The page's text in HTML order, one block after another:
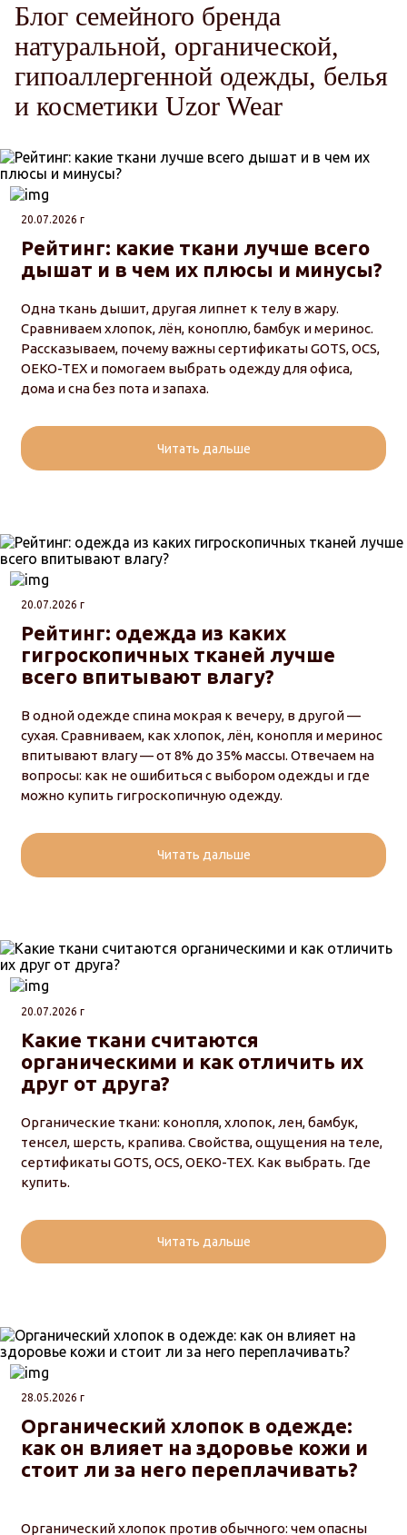
Блог семейного бренда
натуральной, органической,
гипоаллергенной одежды, белья
и косметики Uzor Wear
20.07.2026 г
Рейтинг: какие ткани лучше всего
дышат и в чем их плюсы и минусы?
Одна ткань дышит, другая липнет к телу в жару.
Сравниваем хлопок, лён, коноплю, бамбук и меринос.
Рассказываем, почему важны сертификаты GOTS, OCS,
OEKO-TEX и помогаем выбрать одежду для офиса,
дома и сна без пота и запаха.
Читать дальше
20.07.2026 г
Рейтинг: одежда из каких
гигроскопичных тканей лучше
всего впитывают влагу?
В одной одежде спина мокрая к вечеру, в другой —
сухая. Сравниваем, как хлопок, лён, конопля и меринос
впитывают влагу — от 8% до 35% массы. Отвечаем на
вопросы: как не ошибиться с выбором одежды и где
можно купить гигроскопичную одежду.
Читать дальше
20.07.2026 г
Какие ткани считаются
органическими и как отличить их
друг от друга?
Органические ткани: конопля, хлопок, лен, бамбук,
тенсел, шерсть, крапива. Свойства, ощущения на теле,
сертификаты GOTS, OCS, OEKO-TEX. Как выбрать. Где
купить.
Читать дальше
28.05.2026 г
Органический хлопок в одежде:
как он влияет на здоровье кожи и
стоит ли за него переплачивать?
Органический хлопок против обычного: чем опасны